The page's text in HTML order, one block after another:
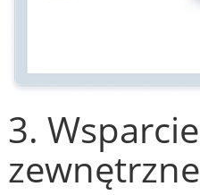
3. Wsparcie
zewnętrzne